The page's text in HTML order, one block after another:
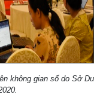
không gian số do Sở Du